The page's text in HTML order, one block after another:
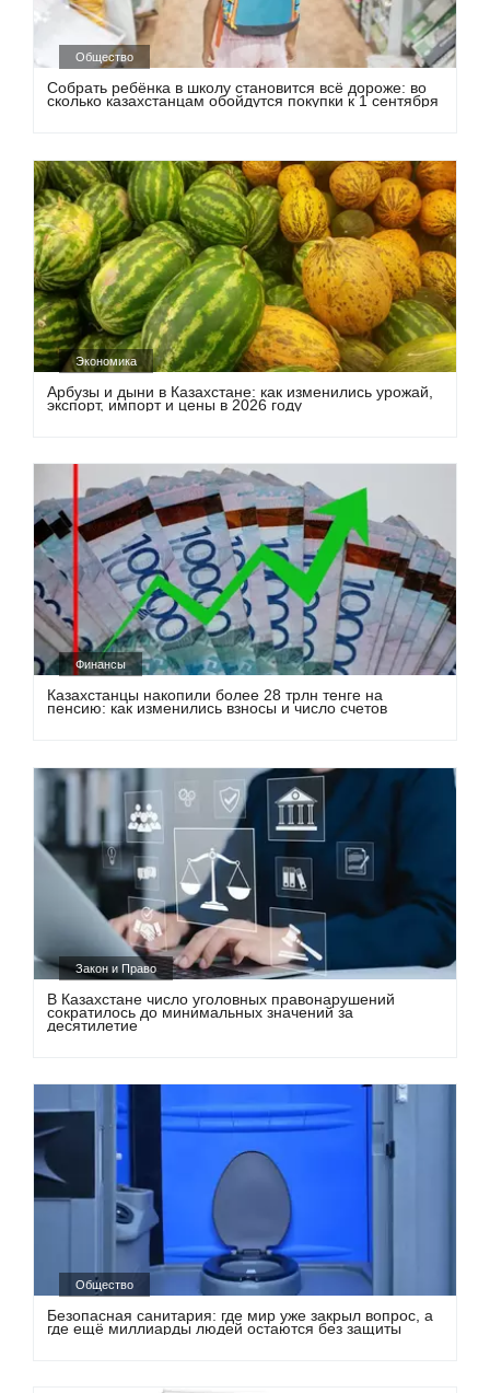
Общество
Собрать ребёнка в школу становится всё дороже: во
сколько казахстанцам обойдутся покупки к 1 сентября
Экономика
Арбузы и дыни в Казахстане: как изменились урожай,
экспорт, импорт и цены в 2026 году
Финансы
Казахстанцы накопили более 28 трлн тенге на
пенсию: как изменились взносы и число счетов
Закон и Право
В Казахстане число уголовных правонарушений
сократилось до минимальных значений за
десятилетие
Общество
Безопасная санитария: где мир уже закрыл вопрос, а
где ещё миллиарды людей остаются без защиты